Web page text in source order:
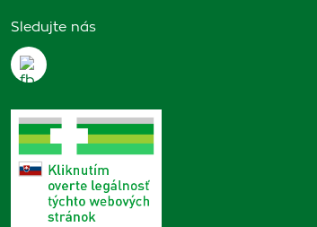
Sledujte nás